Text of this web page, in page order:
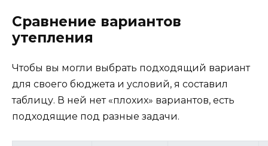
Сравнение вариантов
утепления
Чтобы вы могли выбрать подходящий вариант
для своего бюджета и условий, я составил
таблицу. В ней нет «плохих» вариантов, есть
подходящие под разные задачи.